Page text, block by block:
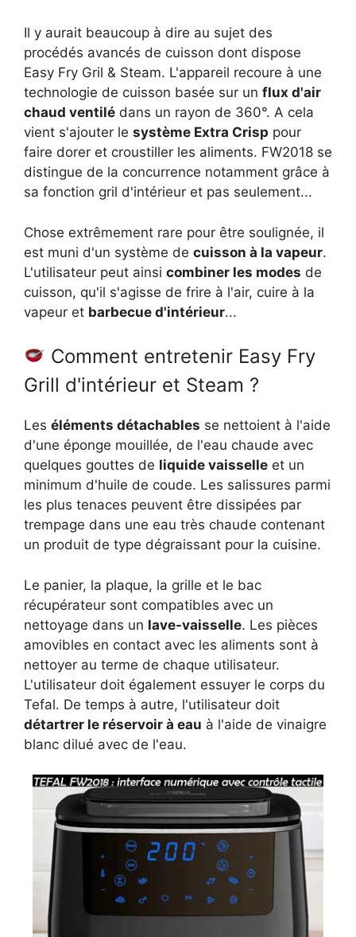
Il y aurait beaucoup à dire au sujet des
procédés avancés de cuisson dont dispose
Easy Fry Gril & Steam. L'appareil recoure à une
technologie de cuisson basée sur un flux d'air
chaud ventilé dans un rayon de 360°. A cela
vient s'ajouter le système Extra Crisp pour
faire dorer et croustiller les aliments. FW2018 se
distingue de la concurrence notamment grâce à
sa fonction gril d'intérieur et pas seulement...
Chose extrêmement rare pour être soulignée, il
est muni d'un système de cuisson à la vapeur.
L'utilisateur peut ainsi combiner les modes de
cuisson, qu'il s'agisse de frire à l'air, cuire à la
vapeur et barbecue d'intérieur...
Comment entretenir Easy Fry
Grill d'intérieur et Steam ?
Les éléments détachables se nettoient à l'aide
d'une éponge mouillée, de l'eau chaude avec
quelques gouttes de liquide vaisselle et un
minimum d'huile de coude. Les salissures parmi
les plus tenaces peuvent être dissipées par
trempage dans une eau très chaude contenant
un produit de type dégraissant pour la cuisine.
Le panier, la plaque, la grille et le bac
récupérateur sont compatibles avec un
nettoyage dans un lave-vaisselle. Les pièces
amovibles en contact avec les aliments sont à
nettoyer au terme de chaque utilisateur.
L'utilisateur doit également essuyer le corps du
Tefal. De temps à autre, l'utilisateur doit
détartrer le réservoir à eau à l'aide de vinaigre
blanc dilué avec de l'eau.